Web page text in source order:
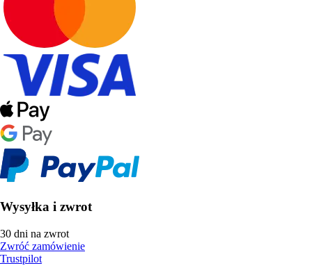
Wysyłka i zwrot
30 dni na zwrot
Zwróć zamówienie
Trustpilot